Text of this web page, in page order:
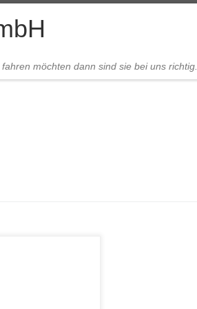
möchten dann sind sie bei uns richtig.